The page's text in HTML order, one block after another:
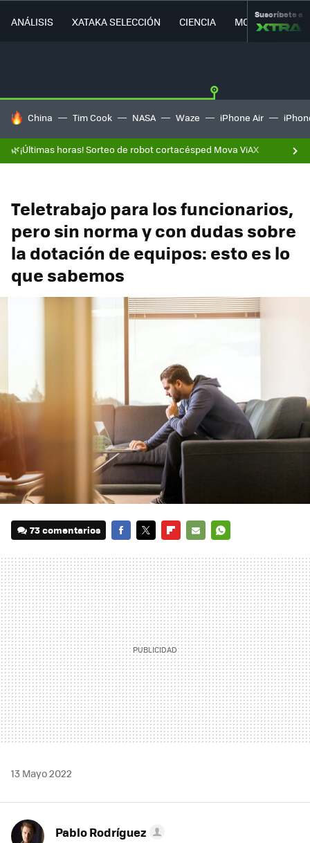
ANÁLISIS XATAKA SELECCIÓN CIENCIA MOVILIDAD
Suscríbete a
HOY SE HABLA DE
China Tim Cook NASA Waze iPhone Air
🌿¡Últimas horas! Sorteo de robot cortacésped Mova ViAX
Teletrabajo para los funcionarios,
pero sin norma y con dudas sobre
la dotación de equipos: esto es lo
que sabemos
73 comentarios
MAIL
13 Mayo 2022
Pablo Rodríguez